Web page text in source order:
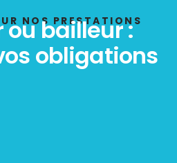
NOS PRESTATIONS
ou bailleur :
obligations